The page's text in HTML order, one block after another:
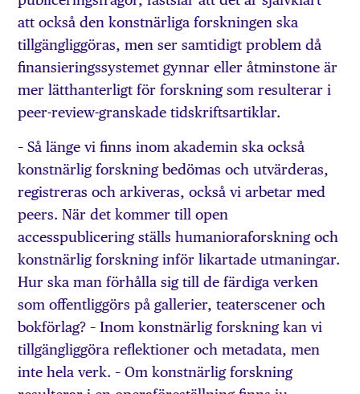
att också den konstnärliga forskningen ska
tillgängliggöras, men ser samtidigt problem då
finansieringssystemet gynnar eller åtminstone är
mer lätthanterligt för forskning som resulterar i
peer-review-granskade tidskriftsartiklar.
– Så länge vi finns inom akademin ska också
konstnärlig forskning bedömas och utvärderas,
registreras och arkiveras, också vi arbetar med
peers. När det kommer till open
accesspublicering ställs humanioraforskning och
konstnärlig forskning inför likartade utmaningar.
Hur ska man förhålla sig till de färdiga verken
som offentliggörs på gallerier, teaterscener och
bokförlag? – Inom konstnärlig forskning kan vi
tillgängliggöra reflektioner och metadata, men
inte hela verk. – Om konstnärlig forskning